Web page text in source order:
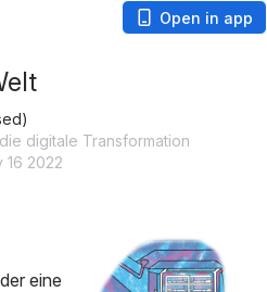
Open in app
digitale Transformation
16 2022
eine
Open